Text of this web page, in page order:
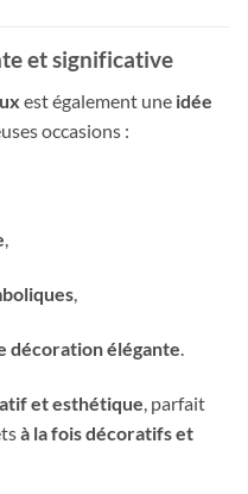
et significative
est également une idée
occasions :
,
,
décoration élégante
et esthétique , parfait
à la fois décoratifs et